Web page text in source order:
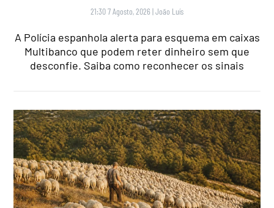
21:30 7 Agosto, 2026 |João Luís
A Polícia espanhola alerta para esquema em caixas
Multibanco que podem reter dinheiro sem que
desconfie. Saiba como reconhecer os sinais